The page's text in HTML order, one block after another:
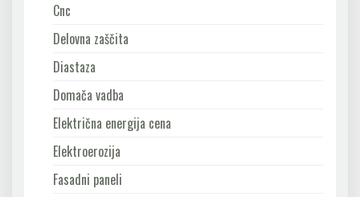
Cnc
Delovna zaščita
Diastaza
Domača vadba
Električna energija cena
Elektroerozija
Fasadni paneli